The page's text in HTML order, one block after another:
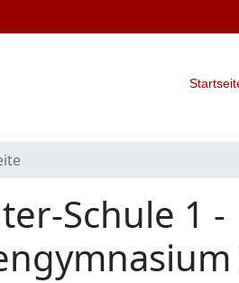
Schule 1 -